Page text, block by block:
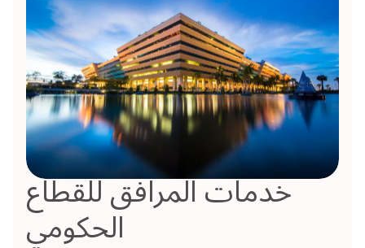
خدمات المرافق للقطاع
الحكومي